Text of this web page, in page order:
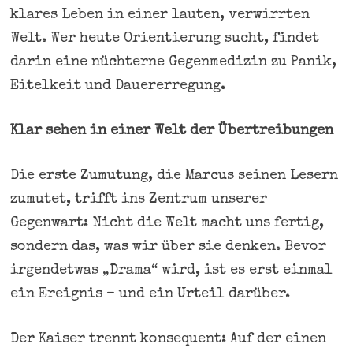
klares Leben in einer lauten, verwirrten
Welt. Wer heute Orientierung sucht, findet
darin eine nüchterne Gegenmedizin zu Panik,
Eitelkeit und Dauererregung.
Klar sehen in einer Welt der Übertreibungen
Die erste Zumutung, die Marcus seinen Lesern
zumutet, trifft ins Zentrum unserer
Gegenwart: Nicht die Welt macht uns fertig,
sondern das, was wir über sie denken. Bevor
irgendetwas „Drama“ wird, ist es erst einmal
ein Ereignis – und ein Urteil darüber.
Der Kaiser trennt konsequent: Auf der einen